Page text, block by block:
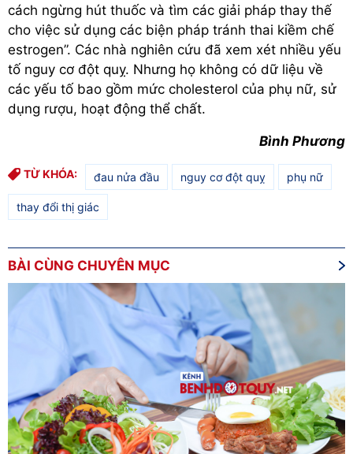
cách ngừng hút thuốc và tìm các giải pháp thay thế
cho việc sử dụng các biện pháp tránh thai kiềm chế
estrogen”. Các nhà nghiên cứu đã xem xét nhiều yếu
tố nguy cơ đột quỵ. Nhưng họ không có dữ liệu về
các yếu tố bao gồm mức cholesterol của phụ nữ, sử
dụng rượu, hoạt động thể chất.
Bình Phương
TỪ KHÓA: đau nửa đầu nguy cơ đột quỵ phụ nữ
thay đổi thị giác
BÀI CÙNG CHUYÊN MỤC